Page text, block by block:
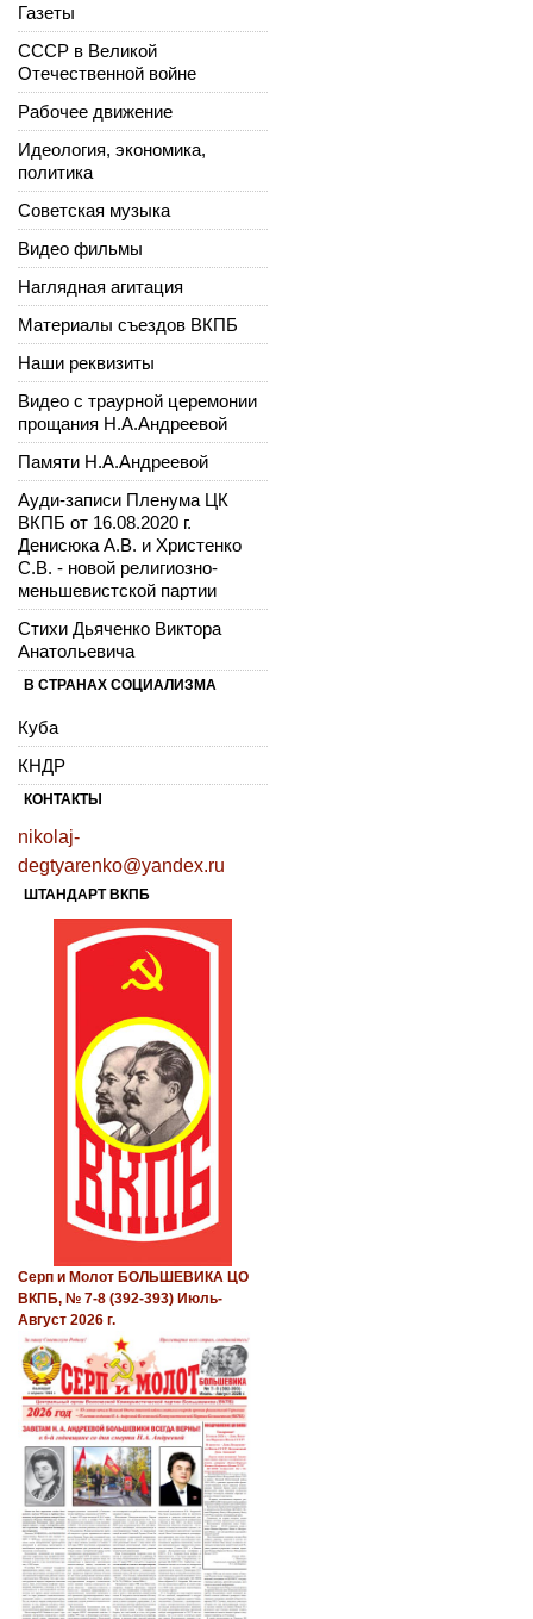
Газеты
СССР в Великой
Отечественной войне
Рабочее движение
Идеология, экономика,
политика
Советская музыка
Видео фильмы
Наглядная агитация
Материалы съездов ВКПБ
Наши реквизиты
Видео с траурной церемонии
прощания Н.А.Андреевой
Памяти Н.А.Андреевой
Ауди-записи Пленума ЦК
ВКПБ от 16.08.2020 г.
Денисюка А.В. и Христенко
С.В. - новой религиозно-
меньшевистской партии
Стихи Дьяченко Виктора
Анатольевича
В СТРАНАХ СОЦИАЛИЗМА
Куба
КНДР
КОНТАКТЫ
nikolaj-
degtyarenko@yandex.ru
ШТАНДАРТ ВКПБ
Серп и Молот БОЛЬШЕВИКА ЦО
ВКПБ, № 7-8 (392-393) Июль-
Август 2026 г.